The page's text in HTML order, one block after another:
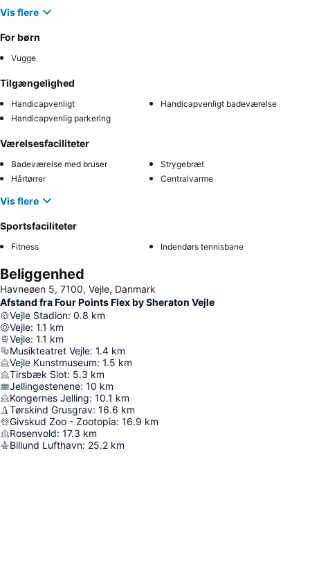
Vis flere
For børn
Vugge
Tilgængelighed
Handicapvenligt
Handicapvenligt badeværelse
Handicapvenlig parkering
Værelsesfaciliteter
Badeværelse med bruser
Strygebræt
Hårtørrer
Centralvarme
Vis flere
Sportsfaciliteter
Fitness Indendørs tennisbane
Beliggenhed
Havneøen 5, 7100, Vejle, Danmark
Afstand fra Four Points Flex by Sheraton Vejle
Vejle Stadion: 0.8 km
Vejle: 1.1 km
Vejle: 1.1 km
Musikteatret Vejle: 1.4 km
Vejle Kunstmuseum: 1.5 km
Tirsbæk Slot: 5.3 km
Jellingestenene: 10 km
Kongernes Jelling: 10.1 km
Tørskind Grusgrav: 16.6 km
Givskud Zoo - Zootopia: 16.9 km
Rosenvold: 17.3 km
Billund Lufthavn: 25.2 km